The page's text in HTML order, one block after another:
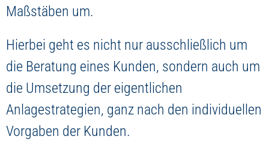
Maßstäben um.
Hierbei geht es nicht nur ausschließlich um
die Beratung eines Kunden, sondern auch um
die Umsetzung der eigentlichen
Anlagestrategien, ganz nach den individuellen
Vorgaben der Kunden.